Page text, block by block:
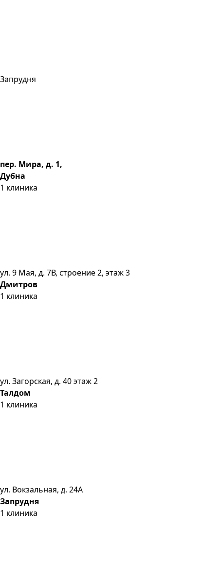
Запрудня
пер. Мира, д. 1,
Дубна
1 клиника
ул. 9 Мая, д. 7В, строение 2, этаж 3
Дмитров
1 клиника
ул. Загорская, д. 40 этаж 2
Талдом
1 клиника
ул. Вокзальная, д. 24А
Запрудня
1 клиника